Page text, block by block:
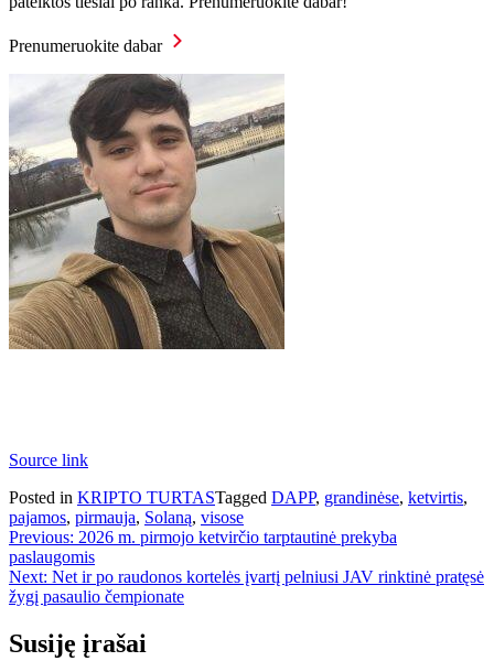
Prenumeruokite dabar
Source link
Posted in KRIPTO TURTASTagged DAPP, grandinėse, ketvirtis,
pajamos, pirmauja, Solaną, visose
Navigacija
tarp
įrašų
Previous: 2026 m. pirmojo ketvirčio tarptautinė prekyba
paslaugomis
Next: Net ir po raudonos kortelės įvartį pelniusi JAV rinktinė pratęsė
žygį pasaulio čempionate
Susiję įrašai